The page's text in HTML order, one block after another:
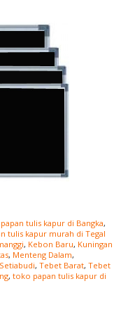
tulis kapur di Bangka,
tulis kapur murah di Tegal
, Kebon Baru, Kuningan
, Menteng Dalam,
Setiabudi, Tebet Barat, Tebet
, toko papan tulis kapur di